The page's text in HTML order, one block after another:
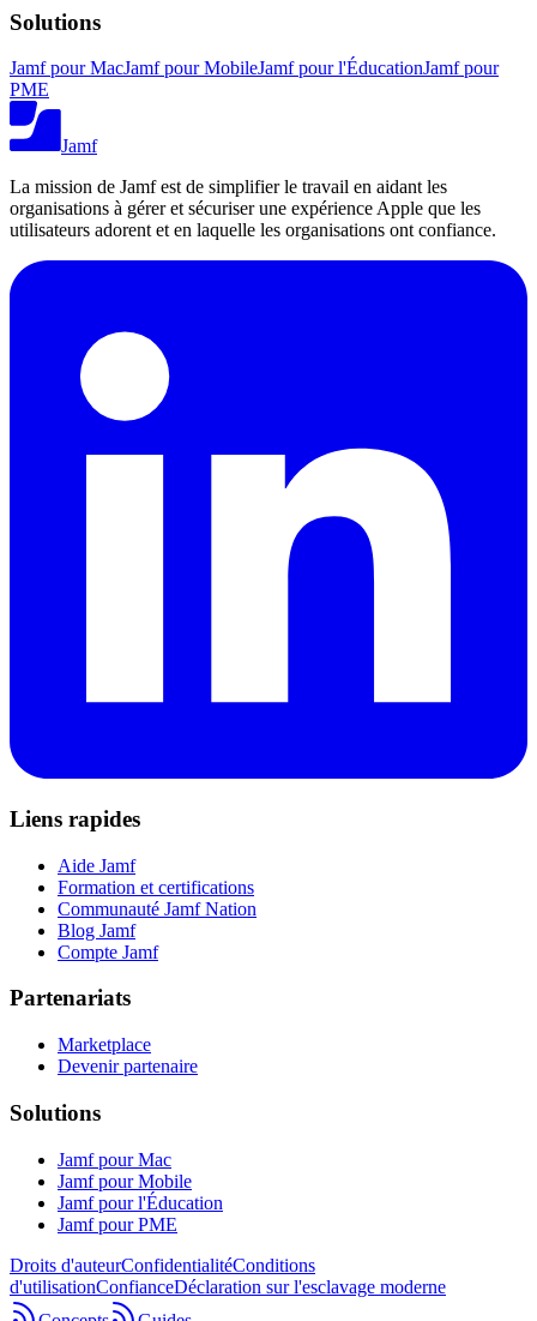
Solutions
Jamf pour MacJamf pour MobileJamf pour l'ÉducationJamf pour
PME
Jamf
La mission de Jamf est de simplifier le travail en aidant les
organisations à gérer et sécuriser une expérience Apple que les
utilisateurs adorent et en laquelle les organisations ont confiance.
Liens rapides
Aide Jamf
Formation et certifications
Communauté Jamf Nation
Blog Jamf
Compte Jamf
Partenariats
Marketplace
Devenir partenaire
Solutions
Jamf pour Mac
Jamf pour Mobile
Jamf pour l'Éducation
Jamf pour PME
Droits d'auteurConfidentialitéConditions
d'utilisationConfianceDéclaration sur l'esclavage moderne